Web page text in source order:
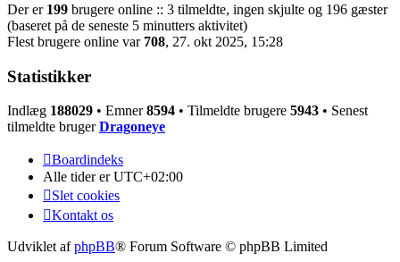
Der er 199 brugere online :: 3 tilmeldte, ingen skjulte og 196 gæster
(baseret på de seneste 5 minutters aktivitet)
Flest brugere online var 708, 27. okt 2025, 15:28
Statistikker
Indlæg 188029 • Emner8594 • Tilmeldte brugere 5943 • Senest
tilmeldte brugerDragoneye
Boardindeks
Alle tider erUTC+02:00
Slet cookies
Kontakt os
Udviklet afphpBB® Forum Software © phpBB Limited